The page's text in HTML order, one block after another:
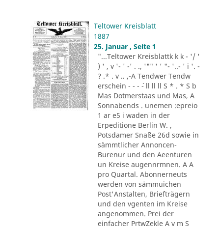
Teltower Kreisblatt
1887
25. Januar , Seite 1
"...Teltower Kreisblattk k k - '/ '
) ' , v '- ' -' . ., '"" ' ' "- '..- ' i '. -
? .* . v .. ,-A Tendwer Tendw
erschein - - - ´- ll ll ll S * . * S b
Mas Dotmerstaas und Mas, A
Sonnabends . unemen :epreio
1 ar e5 i waden in der
Erpeditione Berlin W. ,
Potsdamer Snaße 26d sowie in
sämmtlicher Annoncen-
Burenur und den Aeenturen
un Kreise augennrmnen. A A
pro Quartal. Abonnerneuts
werden von sämmuichen
Post'Anstalten, Briefträgern
und den vgenten im Kreise
angenommen. Prei der
einfacher PrtwZekle A v m S